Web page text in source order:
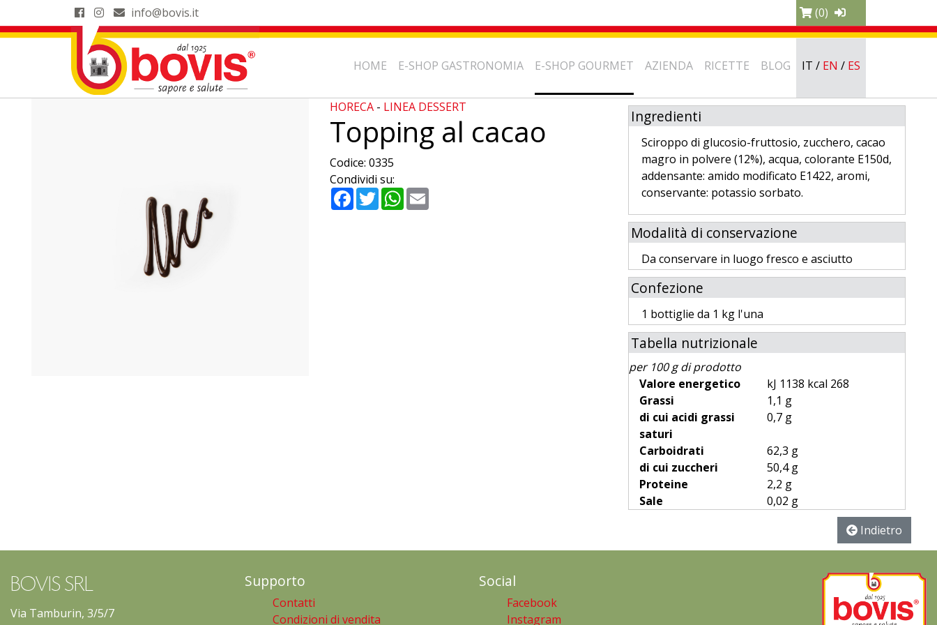
info@bovis.it (0)
HOME E-SHOP GASTRONOMIA E-SHOP GOURMET AZIENDA RICETTE BLOG IT / EN / ES
HORECA- LINEA DESSERT
Topping al cacao
Codice: 0335
Condividi su:
Facebook
TwitterWhatsApp
Email
Ingredienti
Sciroppo di glucosio-fruttosio, zucchero, cacao
magro in polvere (12%), acqua, colorante E150d,
addensante: amido modificato E1422, aromi,
conservante: potassio sorbato.
Modalità di conservazione
Da conservare in luogo fresco e asciutto
Confezione
1 bottiglie da 1 kg l'una
Tabella nutrizionale
per 100 g di prodotto
Valore energetico
kJ 1138 kcal 268
Grassi
1,1 g
di cui acidi grassi
saturi
0,7 g
Carboidrati
62,3 g
di cui zuccheri
50,4 g
Proteine
2,2 g
Sale
0,02 g
Indietro
BOVIS SRL
Via Tamburin, 3/5/7
Supporto
Contatti
Condizioni di vendita
Social
Facebook
Instagram